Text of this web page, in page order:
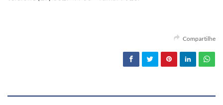
Compartilhe